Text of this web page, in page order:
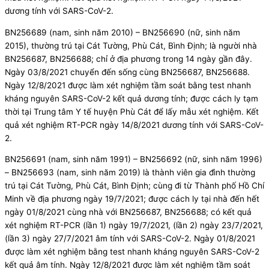
dương tính với SARS-CoV-2.
BN256689 (nam, sinh năm 2010) – BN256690 (nữ, sinh năm
2015), thường trú tại Cát Tường, Phù Cát, Bình Định; là người nhà
BN256687, BN256688; chỉ ở địa phương trong 14 ngày gần đây.
Ngày 03/8/2021 chuyển đến sống cùng BN256687, BN256688.
Ngày 12/8/2021 được làm xét nghiệm tầm soát bằng test nhanh
kháng nguyên SARS-CoV-2 kết quả dương tính; được cách ly tạm
thời tại Trung tâm Y tế huyện Phù Cát để lấy mẫu xét nghiệm. Kết
quả xét nghiệm RT-PCR ngày 14/8/2021 dương tính với SARS-CoV-
2.
BN256691 (nam, sinh năm 1991) – BN256692 (nữ, sinh năm 1996)
– BN256693 (nam, sinh năm 2019) là thành viên gia đình thường
trú tại Cát Tường, Phù Cát, Bình Định; cùng đi từ Thành phố Hồ Chí
Minh về địa phương ngày 19/7/2021; được cách ly tại nhà đến hết
ngày 01/8/2021 cùng nhà với BN256687, BN256688; có kết quả
xét nghiệm RT-PCR (lần 1) ngày 19/7/2021, (lần 2) ngày 23/7/2021,
(lần 3) ngày 27/7/2021 âm tính với SARS-CoV-2. Ngày 01/8/2021
được làm xét nghiệm bằng test nhanh kháng nguyên SARS-CoV-2
kết quả âm tính. Ngày 12/8/2021 được làm xét nghiệm tầm soát